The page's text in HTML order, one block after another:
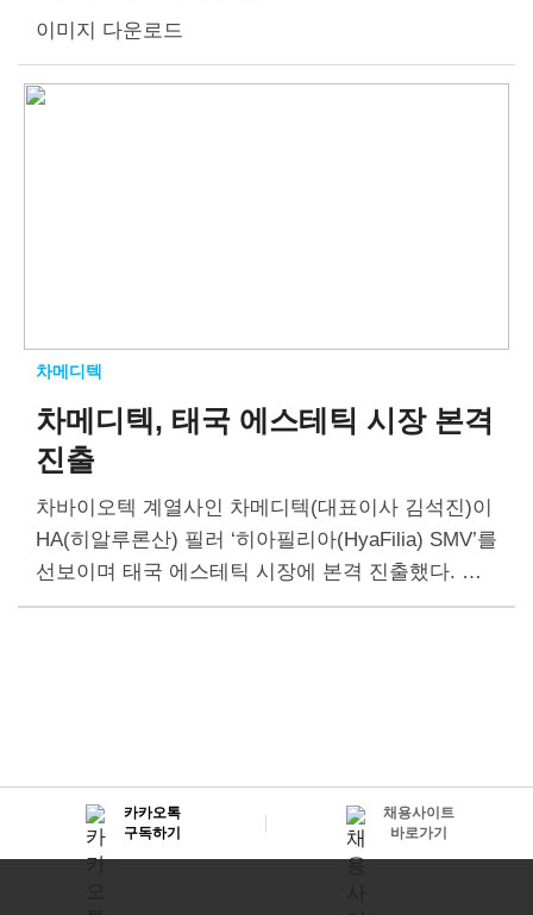
이미지 다운로드
차메디텍
차메디텍, 태국 에스테틱 시장 본격
진출
차바이오텍 계열사인 차메디텍(대표이사 김석진)이
HA(히알루론산) 필러 ‘히아필리아(HyaFilia) SMV’를
선보이며 태국 에스테틱 시장에 본격 진출했다. 차
메디텍은 2023년 10월 태국 식약청으로부터 히아필
카카오톡
구독하기
채용사이트
바로가기